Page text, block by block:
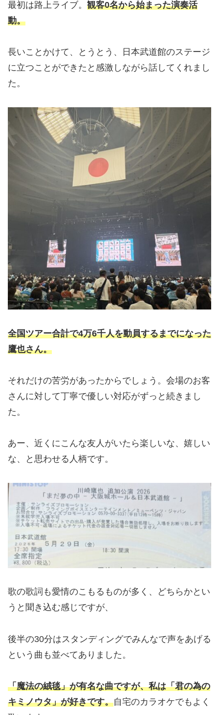
最初は路上ライブ。 観客0名から始まった演奏活
動。
長いことかけて、とうとう、日本武道館のステージ
に立つことができたと感激しながら話してくれまし
た。
全国ツアー合計で4万6千人を動員するまでになった
鷹也さん。
それだけの苦労があったからでしょう。会場のお客
さんに対して丁寧で優しい対応がずっと続きまし
た。
あー、近くにこんな友人がいたら楽しいな、嬉しい
な、と思わせる人柄です。
歌の歌詞も愛情のこもるものが多く、どちらかとい
うと聞き込む感じですが、
後半の30分はスタンディングでみんなで声をあげる
という曲も並べてありました。
「魔法の絨毯」が有名な曲ですが、私は「君の為の
キミノウタ」が好きです。自宅のカラオケでもよく